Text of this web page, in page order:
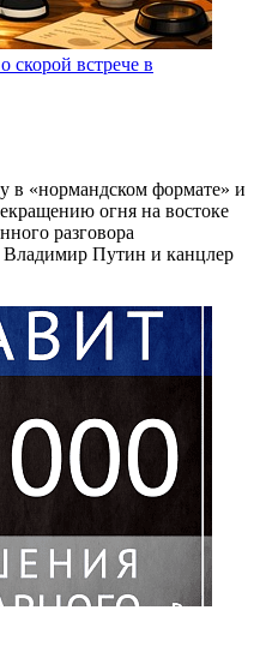
скорой встрече в
в «нормандском формате» и
огня на востоке
разговора
Владимир Путин и канцлер